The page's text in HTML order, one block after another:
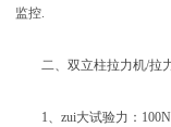
监控.
二、双立柱拉力机/拉
1、zui大试验力：100N